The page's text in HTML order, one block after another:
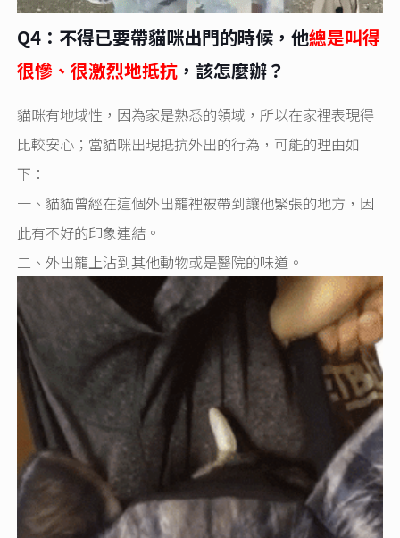
Q4：不得已要帶貓咪出門的時候，他總是叫得
很慘、很激烈地抵抗 ，該怎麼辦？
貓咪有地域性，因為家是熟悉的領域，所以在家裡表現得
比較安心；當貓咪出現抵抗外出的行為，可能的理由如
下：
一、貓貓曾經在這個外出籠裡被帶到讓他緊張的地方，因
此有不好的印象連結。
二、外出籠上沾到其他動物或是醫院的味道。